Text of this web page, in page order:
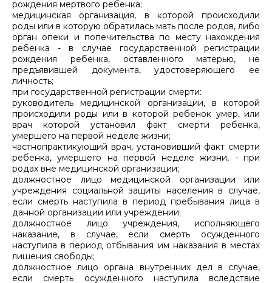
рождения мертвого ребенка;
медицинская организация, в которой происходили
роды или в которую обратилась мать после родов, либо
орган опеки и попечительства по месту нахождения
ребенка - в случае государственной регистрации
рождения ребенка, оставленного матерью, не
предъявившей документа, удостоверяющего ее
личность;
при государственной регистрации смерти:
руководитель медицинской организации, в которой
происходили роды или в которой ребенок умер, или
врач которой установил факт смерти ребенка,
умершего на первой неделе жизни;
частнопрактикующий врач, установивший факт смерти
ребенка, умершего на первой неделе жизни, - при
родах вне медицинской организации;
должностное лицо медицинской организации или
учреждения социальной защиты населения в случае,
если смерть наступила в период пребывания лица в
данной организации или учреждении;
должностное лицо учреждения, исполняющего
наказание, в случае, если смерть осужденного
наступила в период отбывания им наказания в местах
лишения свободы;
должностное лицо органа внутренних дел в случае,
если смерть осужденного наступила вследствие